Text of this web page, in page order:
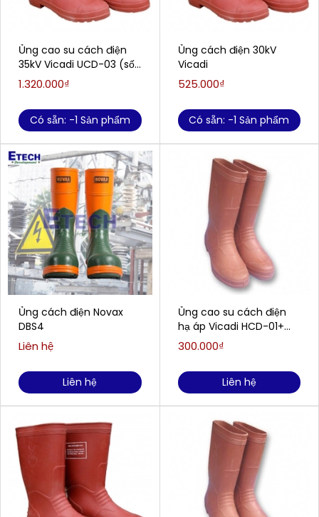
Ủng cao su cách điện
35kV Vicadi UCD-03 (số
42)
1.320.000₫
Có sẵn: -1 Sản phẩm
Ủng cách điện Novax
DBS4
Liên hệ
Liên hệ
Ủng cách điện 30kV
Vicadi
525.000₫
Có sẵn: -1 Sản phẩm
Ủng cao su cách điện
hạ áp Vicadi HCD-01+
(số 42)
300.000₫
Liên hệ